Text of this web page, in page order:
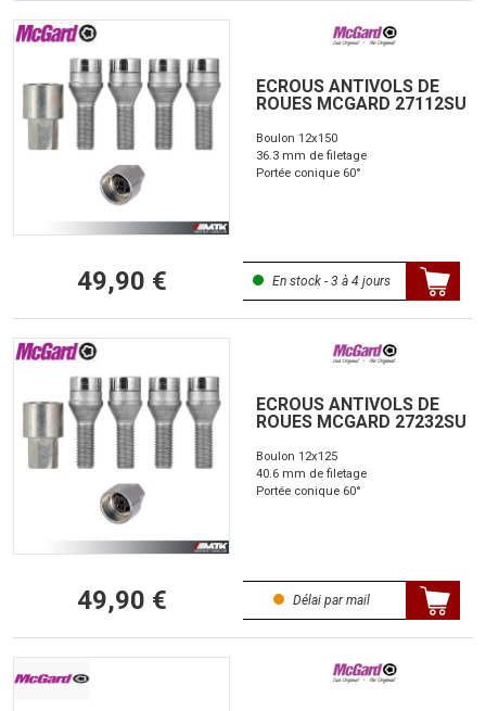
ECROUS ANTIVOLS DE
ROUES MCGARD 27112SU
Boulon 12x150
36.3 mm de filetage
Portée conique 60°
49,90 € En stock - 3 à 4 jours
ECROUS ANTIVOLS DE
ROUES MCGARD 27232SU
Boulon 12x125
40.6 mm de filetage
Portée conique 60°
49,90 € Délai par mail